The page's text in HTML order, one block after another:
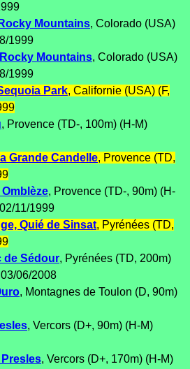
Mountains, Colorado (USA)
1999
Mountains, Colorado (USA)
1999
Park, Californie (USA) (F,
, Provence (TD-, 100m) (H-M)
Grande Candelle, Provence (TD,
, Provence (TD-, 90m) (H-
11/1999
Quié de Sinsat, Pyrénées (TD,
de Sédour, Pyrénées (TD, 200m)
06/2008
, Montagnes de Toulon (D, 90m)
, Vercors (D+, 90m) (H-M)
, Vercors (D+, 170m) (H-M)